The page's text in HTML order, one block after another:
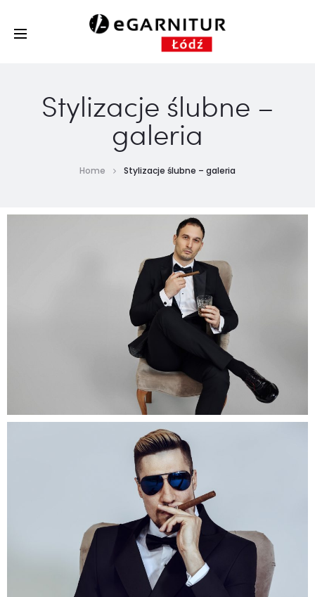
Stylizacje ślubne –
galeria
Home Stylizacje ślubne – galeria